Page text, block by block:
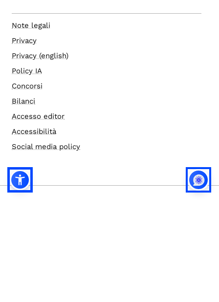
Note legali
Privacy
Privacy (english)
Policy IA
Concorsi
Bilanci
Accesso editor
Accessibilità
Social media policy